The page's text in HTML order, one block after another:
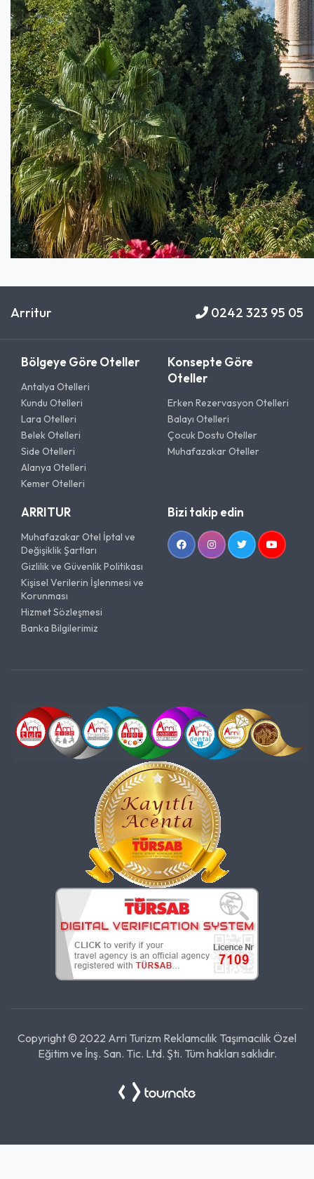
Arritur 0242 323 95 05
Bölgeye Göre Oteller
Antalya Otelleri
Kundu Otelleri
Lara Otelleri
Belek Otelleri
Side Otelleri
Alanya Otelleri
Kemer Otelleri
Konsepte Göre
Oteller
Erken Rezervasyon Otelleri
Balayı Otelleri
Çocuk Dostu Oteller
Muhafazakar Oteller
ARRITUR
Muhafazakar Otel İptal ve
Değişiklik Şartları
Gizlilik ve Güvenlik Politikası
Kişisel Verilerin İşlenmesi ve
Korunması
Hizmet Sözleşmesi
Banka Bilgilerimiz
Bizi takip edin
Copyright © 2022 Arri Turizm Reklamcılık Taşımacılık Özel
Eğitim ve İnş. San. Tic. Ltd. Şti. Tüm hakları saklıdır.